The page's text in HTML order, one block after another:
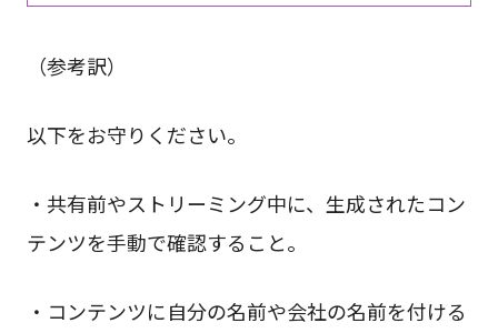
（参考訳）
以下をお守りください。
・共有前やストリーミング中に、生成されたコン
テンツを手動で確認すること。
・コンテンツに自分の名前や会社の名前を付ける